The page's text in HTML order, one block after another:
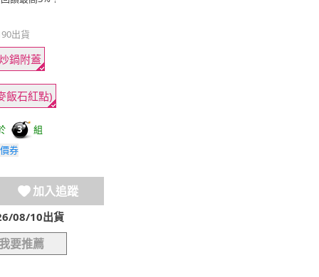
出貨
鍋附蓋
飯石紅點)
3
組
券
加入追蹤
08/10出貨
我要推薦